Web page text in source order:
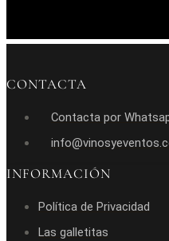
CONTACTA
Contacta por
INFORMACIÓN
Política de Privacidad
Las galletitas